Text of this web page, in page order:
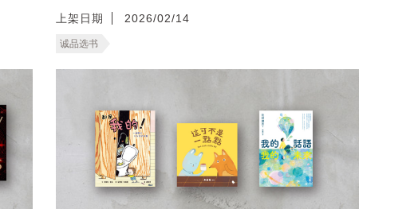
上架日期 2026/02/14
诚品选书